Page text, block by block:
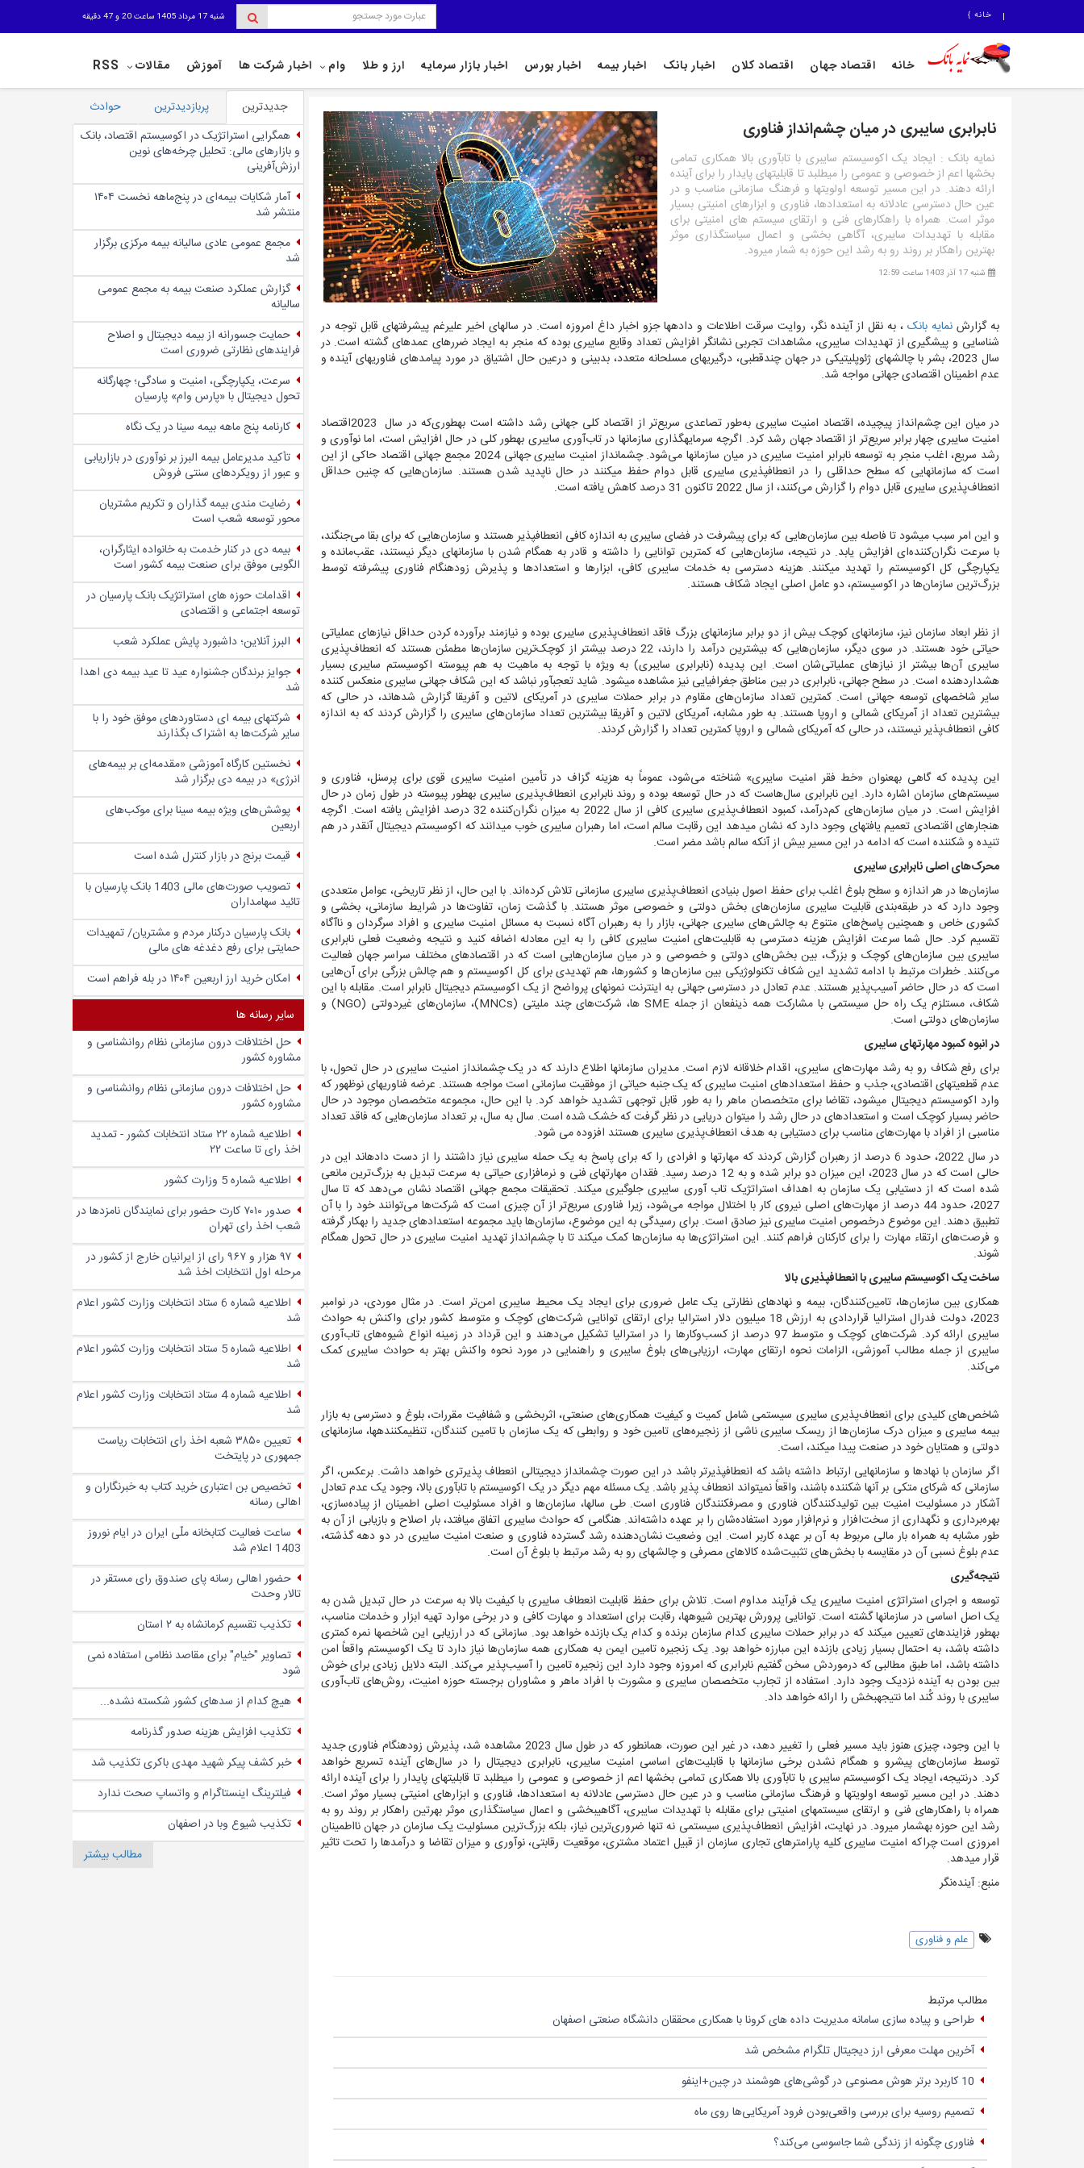
خانه } شنبه 17 مرداد 1405 ساعت 20 و 47 دقیقه
خانه اقتصاد جهان اقتصاد کلان اخبار بانک اخبار بیمه اخبار بورس اخبار بازار سرمایه ارز و طلا وام اخبار شرکت ها آموزش مقالات RSS
نابرابری سایبری در میان چشم‌انداز فناوری
نمایه بانک : ایجاد یک اکوسیستم سایبری با تاب‏آوری بالا همکاری تمامی
بخش‏ها اعم از خصوصی و عمومی را می‏طلبد تا قابلیت‏های پایدار را برای آینده
ارائه دهند. در این مسیر توسعه اولویت‏ها و فرهنگ سازمانی مناسب و در
عین حال دسترسی عادلانه به استعدادها، فناوری و ابزارهای امنیتی بسیار
موثر است. همراه با راهکارهای فنی و ارتقای سیستم ‏های امنیتی برای
مقابله با تهدیدات سایبری، آگاهی‏ بخشی و اعمال سیاست‏گذاری موثر
بهترین راهکار بر روند رو به رشد این حوزه به‏ شمار می‏رود.
شنبه 17 آذر 1403 ساعت 12:59
به گزارشنمایه بانک ، به نقل از آینده نگر، روایت سرقت اطلاعات و داده‏ها جزو اخبار داغ امروزه است. در سال‏های اخیر علی‏رغم پیشرفت‏های قابل توجه در
شناسایی و پیشگیری از تهدیدات سایبری، مشاهدات تجربی نشانگر افزایش تعداد وقایع سایبری بوده که منجر به ایجاد ضررهای عمده‏ای گشته است. در
سال 2023، بشر با چالش‏های ژئوپلیتیکی در جهان چندقطبی، درگیری‏های مسلحانه متعدد، بدبینی و درعین حال اشتیاق در مورد پیامدهای فناوری‏های آینده و
عدم اطمینان اقتصادی جهانی مواجه شد.
در میان این چشم‌انداز پیچیده، اقتصاد امنیت سایبری به‌طور تصاعدی سریع‌تر از اقتصاد کلی جهانی رشد داشته است به‏طوری‌که در سال 2023
اقتصاد
امنیت سایبری چهار برابر سریع‌تر از اقتصاد جهان رشد کرد. اگرچه سرمایه‏گذاری سازمان‏ها در تاب‌آوری سایبری به‏طور کلی در حال افزایش است، امانوآوری و
رشد سریع، اغلب منجر به توسعه نابرابر امنیت سایبری در میان سازمان‏ها می
شود. چشم‏انداز امنیت سایبری جهانی 2024 مجمع جهانی اقتصاد حاکی از این
است که سازمان‏هایی که سطح حداقلی را در انعطاف‏پذیری سایبری قابل دوام حفظ می‏کنند در حال ناپدید شدن هستند. سازمان‌هایی که چنین حداقل
انعطاف‌پذیری سایبری قابل دوام را گزارش می‌کنند، از سال 2022 تاکنون 31 درصد کاهش یافته است.
و این امر سبب می‏شود تا فاصله بین سازمان‌هایی که برای پیشرفت در فضای سایبری به اندازه کافی انعطاف‏پذیر هستند و سازمان‌هایی که برای بقا می‌جنگند،
با سرعت نگران‌کننده‌ای افزایش یابد. در نتیجه، سازمانهایی که کمترین توانایی را داشته و قادر به همگام شدن با سازمان‏های دیگر نیستند، عقب‌مانده و
یکپارچگی کل اکوسیستم را تهدید می‏کنند. هزینه دسترسی به خدمات سایبری کافی، ابزارها و استعدادها و پذیرش زودهنگام فناوری پیشرفته توسط
بزرگ‌ترین سازمان‌ها در اکوسیستم، دو عامل اصلی ایجاد شکاف هستند.
از نظر ابعاد سازمان نیز، سازمان‏های کوچک بیش از دو برابر سازمان‏های بزرگ فاقد انعطاف‌پذیری سایبری بوده و نیازمند برآورده کردن حداقل نیازهای عملیاتی
حیاتی خود هستند. در سوی دیگر، سازمان‌هایی که بیشترین درآمد را دارند، 22 درصد بیشتر از کوچک‌ترین سازمان‌ها مطمئن هستند که انعطاف‌پذیری
سایبری آن‌ها بیشتر از نیازهای عملیاتی‌شان است. این پدیده (نابرابری سایبری) به ویژه با توجه به ماهیت به هم پیوسته اکوسیستم سایبری بسیار
هشداردهنده است. در سطح جهانی، نابرابری در بین مناطق جغرافیایی نیز مشاهده می‏شود. شاید تعجب‏آور نباشد که این شکاف جهانی سایبری منعکس کننده
سایر شاخص‏های توسعه جهانی است. کمترین تعداد سازمان‌های مقاوم در برابر حملات سایبری در آمریکای لاتین و آفریقا گزارش شده‏اند، در حالی که
بیشترین تعداد از آمریکای شمالی و اروپا هستند. به طور مشابه، آمریکای لاتین و آفریقا بیشترین تعداد سازمان‌های سایبری را گزارش کردند که به اندازه
کافی انعطاف‌پذیر نیستند، در حالی که آمریکای شمالی و اروپا کمترین تعداد را گزارش کردند.
این پدیده که گاهی به‏عنوان «خط فقر امنیت سایبری» شناخته می‌شود، عموماً به هزینه گزاف در تأمین امنیت سایبری قوی برای پرسنل، فناوری و
سیستم‌های سازمان اشاره دارد. این نابرابری سال‌هاست که در حال توسعه بوده و روند نابرابری انعطاف‌پذیری سایبری به‏طور پیوسته در طول زمان در حال
افزایش است. در میان سازمان‌های کم‌درآمد، کمبود انعطاف‌پذیری سایبری کافی از سال 2022 به میزان نگران‌کننده 32 درصد افزایش یافته است.
اگرچه
هنجارهای اقتصادی تعمیم یافته‏ای وجود دارد که نشان می‏دهد این رقابت سالم است، اما رهبران سایبری خوب می‏دانند که اکوسیستم دیجیتال آنقدر در هم
تنیده و شکننده است که ادامه در این مسیر بیش از آنکه سالم باشد مضر است.
محرک‌های اصلی نابرابری سایبری
سازمان‌ها در هر اندازه و سطح بلوغ اغلب برای حفظ اصول بنیادی انعطاف‌پذیری سایبری سازمانی تلاش کرده‌اند. با این حال، از نظر تاریخی، عوامل متعددی
وجود دارد که در طبقه‌بندی قابلیت سایبری سازمان‌های بخش دولتی و خصوصی موثر هستند. با گذشت زمان، تفاوت‌ها در شرایط سازمانی، بخشی و
کشوری خاص و همچنین پاسخ‌های متنوع به چالش‌های سایبری جهانی، بازار را به رهبران آگاه نسبت به مسائل امنیت سایبری و افراد سرگردان و ناآگاه
تقسیم کرد. حال شما سرعت افزایش هزینه دسترسی به قابلیت‌های امنیت سایبری کافی را به این معادله اضافه کنید و نتیجه وضعیت فعلی نابرابری
سایبری بین سازمان‌های کوچک و بزرگ، بین بخش‌های دولتی و خصوصی و در میان سازمان‌هایی است که در اقتصادهای مختلف سراسر جهان فعالیت
می‌کنند. خطرات مرتبط با ادامه تشدید این شکاف تکنولوژیکی بین سازمان‌ها و کشورها، هم تهدیدی برای کل اکوسیستم و هم چالش بزرگی برای آن‌هایی
است که در حال حاضر آسیب‌پذیر هستند. عدم تعادل در دسترسی جهانی به اینترنت نمونه‏ای پرواضح از یک اکوسیستم دیجیتال نابرابر است. مقابله با این
شکاف، مستلزم یک راه حل سیستمی با مشارکت همه ذینفعان از جمله SME ها، شرکت‌های چند ملیتی (MNCs)، سازمان‌های غیردولتی (NGO) و
سازمان‌های دولتی است.
در انبوه کمبود مهارت‏های سایبری
برای رفع شکاف رو به رشد مهارت‌های سایبری، اقدام خلاقانه لازم است. مدیران سازمان‏ها اطلاع دارند که در یک چشم‏انداز امنیت سایبری در حال تحول، با
عدم قطعیت‏های اقتصادی، جذب و حفظ استعدادهای امنیت سایبری که یک جنبه حیاتی از موفقیت سازمانی است مواجه هستند. عرضه فناوری‏های نوظهور که
وارد اکوسیستم دیجیتال می‏شود، تقاضا برای متخصصان ماهر را به طور قابل توجهی تشدید خواهد کرد. با این حال، مجموعه متخصصان موجود در حال
حاضر بسیار کوچک است و استعدادهای در حال رشد را می‏توان دریایی در نظر گرفت که خشک شده است. سال به سال، بر تعداد سازمان‌هایی که فاقد تعداد
مناسبی از افراد با مهارت‌های مناسب برای دستیابی به هدف انعطاف‌پذیری سایبری هستند افزوده می‏ شود.
در سال 2022، حدود 6 درصد از رهبران گزارش کردند که مهارت‏ها و افرادی را که برای پاسخ به یک حمله سایبری نیاز داشتند را از دست داده‏اند این در
حالی است که در سال 2023، این میزان دو برابر شده و به 12 درصد رسید. فقدان مهارت‏های فنی و نرم‏افزاری حیاتی به سرعت تبدیل به بزرگ‌ترین مانعی
شده است که از دستیابی یک سازمان به اهداف استراتژیک تاب آوری سایبری جلوگیری می‏کند. تحقیقات مجمع جهانی اقتصاد نشان می‌دهد که تا سال
2027، حدود 44 درصد از مهارت‌های اصلی نیروی کار با اختلال مواجه می‌شود، زیرا فناوری سریع‌تر از آن چیزی است که شرکت‌ها می‌توانند خود را با آن
تطبیق دهند. این موضوع درخصوص امنیت سایبری نیز صادق است. برای رسیدگی به این موضوع، سازمان‌ها باید مجموعه استعدادهای جدید را به‏کار گرفته
و فرصت‌های ارتقاء مهارت را برای کارکنان فراهم کنند. این استراتژی‌ها به سازمان‌ها کمک می‏کند تا با چشم‌انداز تهدید امنیت سایبری در حال تحول همگام
شوند.
ساخت یک اکوسیستم سایبری با انعطاف‏پذیری بالا
همکاری بین سازمان‌ها، تامین‌کنندگان، بیمه و نهادهای نظارتی یک عامل ضروری برای ایجاد یک محیط سایبری امن‌تر است. در مثال موردی، در نوامبر
2023، دولت فدرال استرالیا قراردادی به ارزش 18 میلیون دلار استرالیا برای ارتقای توانایی شرکت‌های کوچک و متوسط کشور برای واکنش به حوادث
سایبری ارائه کرد. شرکت‌های کوچک و متوسط 97 درصد از کسب‌وکارها را در استرالیا تشکیل می‌دهند و این قرداد در زمینه انواع شیوه‌های تاب‌آوری
سایبری از جمله مطالب آموزشی، الزامات نحوه ارتقای مهارت، ارزیابی‌های بلوغ سایبری و راهنمایی در مورد نحوه واکنش بهتر به حوادث سایبری کمک
می‌کند.
شاخص‌های کلیدی برای انعطاف‌پذیری سایبری سیستمی شامل کمیت و کیفیت همکاری‌های صنعتی، اثربخشی و شفافیت مقررات، بلوغ و دسترسی به بازار
بیمه سایبری و میزان درک سازمان‌ها از ریسک سایبری ناشی از زنجیره‌های تامین خود و روابطی که یک سازمان با تامین کنندگان، تنظیم‏کننده‏ها، سازمان‏های
دولتی و همتایان خود در صنعت پیدا می‏کند، است.
اگر سازمان با نهادها و سازمان‏هایی ارتباط داشته باشد که انعطاف‏پذیرتر باشد در این صورت چشم‏انداز دیجیتالی انعطاف پذیرتری خواهد داشت. برعکس، اگر
سازمانی که شرکای متکی بر آن‏ها شکننده باشند، واقعاً نمی‏تواند انعطاف پذیر باشد. یک مسئله مهم دیگر در یک اکوسیستم با تاب‏آوری بالا، وجود یک عدم تعادل
آشکار در مسئولیت امنیت بین تولیدکنندگان فناوری و مصرف‏کنندگان فناوری است. طی سال‏ها، سازمان‌ها و افراد مسئولیت اصلی اطمینان از پیاده‌سازی،
بهره‌برداری و نگهداری از سخت‌افزار و نرم‌افزار مورد استفاده‌شان را بر عهده داشته‌اند. هنگامی که حوادث سایبری اتفاق می‏افتد، بار اصلاح و بازیابی از آن به
طور مشابه به همراه بار مالی مربوط به آن بر عهده کاربر است. این وضعیت نشان‌دهنده رشد گسترده فناوری و صنعت امنیت سایبری در دو دهه گذشته،
عدم بلوغ نسبی آن در مقایسه با بخش‌های تثبیت‌شده کالاهای مصرفی و چالش‏های رو به رشد مرتبط با بلوغ آن است.
نتیجه‌‏گیری
توسعه و اجرای استراتژی امنیت سایبری یک فرآیند مداوم است. تلاش برای حفظ قابلیت انعطاف سایبری با کیفیت بالا به سرعت در حال تبدیل شدن به
یک اصل اساسی در سازمان‏ها گشته است. توانایی پرورش بهترین شیوه‏ها، رقابت برای استعداد و مهارت کافی و در برخی موارد تهیه ابزار و خدمات مناسب،
به‏طور فزاینده‏ای تعیین می‏کند که در برابر حملات سایبری کدام سازمان برنده و کدام یک بازنده خواهد بود. سازمانی که در ارزیابی این شاخص‏ها نمره کمتری
داشته باشد، به احتمال بسیار زیادی بازنده این مبارزه خواهد بود. یک زنجیره تامین ایمن به همکاری همه سازمان‌ها نیاز دارد تا یک اکوسیستم واقعاً امن
داشته باشد، اما طبق مطالبی که درموردش سخن گفتیم نابرابری که امروزه وجود دارد این زنجیره تامین را آسیب‌پذیر می‌کند. البته دلایل زیادی برای خوش
بین بودن به آینده نزدیک وجود دارد. استفاده از تجارب متخصصان سایبری و مشورت با افراد ماهر و مشاوران برجسته حوزه امنیت، روش‌های تاب‌آوری
سایبری با روند کُند اما نتیجه‏بخش را ارائه خواهد داد.
با این وجود، چیزی هنوز باید مسیر فعلی را تغییر دهد، در غیر این صورت، همانطور که در طول سال 2023 مشاهده شد، پذیرش زودهنگام فناوری جدید
توسط سازمان‌های پیشرو و همگام نشدن برخی سازمان‏ها با قابلیت‌های اساسی امنیت سایبری، نابرابری دیجیتال را در سال‌های آینده تسریع خواهد
کرد. درنتیجه، ایجاد یک اکوسیستم سایبری با تاب‏آوری بالا همکاری تمامی بخش‏ها اعم از خصوصی و عمومی را می‏طلبد تا قابلیت‏های پایدار را برای آینده ارائه
دهند. در این مسیر توسعه اولویت‏ها و فرهنگ سازمانی مناسب و در عین حال دسترسی عادلانه به استعدادها، فناوری و ابزارهای امنیتی بسیار موثر است.
همراه با راهکارهای فنی و ارتقای سیستم‏های امنیتی برای مقابله با تهدیدات سایبری، آگاهی‏بخشی و اعمال سیاست‏گذاری موثر بهرتین راهکار بر روند رو به
رشد این حوزه به‏شمار می‏رود. در نهایت، افزایش انعطاف‌پذیری سیستمی نه تنها ضروری‌ترین نیاز، بلکه بزرگ‌ترین مسئولیت یک سازمان در جهان نااطمینان
امروزی است چراکه امنیت سایبری کلیه پارامترهای تجاری سازمان از قبیل اعتماد مشتری، موقعیت رقابتی، نوآوری و میزان تقاضا و درآمدها را تحت تاثیر
قرار می‏دهد.
منبع: آینده‌نگر
علم و فناوری
مطالب مرتبط
طراحی و پیاده سازی سامانه مدیریت داده های کرونا با همکاری محققان دانشگاه صنعتی اصفهان
آخرین مهلت معرفی ارز دیجیتال تلگرام مشخص شد
10 کاربرد برتر هوش مصنوعی در گوشی‌های هوشمند در چین+اینفو
تصمیم روسیه برای بررسی واقعی‌بودن فرود آمریکایی‌ها روی ماه
فناوری چگونه از زندگی شما جاسوسی می‌کند؟
جدیدترین پربازدیدترین
حوادث
همگرایی استراتژیک در اکوسیستم اقتصاد، بانک
و بازارهای مالی: تحلیل چرخه‌های نوین
ارزش‌آفرینی
آمار شکایات بیمه‌ای در پنج‌‌ماهه نخست ۱۴۰۴
منتشر شد
مجمع عمومی عادی سالیانه بیمه مرکزی برگزار
شد
گزارش عملکرد صنعت بیمه به مجمع عمومی
سالیانه
حمایت جسورانه از بیمه دیجیتال و اصلاح
فرایندهای نظارتی ضروری است
سرعت، یکپارچگی، امنیت و سادگی؛ چهار‌گانه
تحول دیجیتال با «پارس وام» پارسیان
کارنامه پنج ماهه بیمه سینا در یک نگاه
تأکید مدیرعامل بیمه البرز بر نوآوری در بازاریابی
و عبور از رویکردهای سنتی فروش
رضایت مندی بیمه گذاران و تکریم مشتریان
محور توسعه شعب است
بیمه دی در کنار خدمت به خانواده ایثارگران،
الگویی موفق برای صنعت بیمه کشور است
اقدامات حوزه های استراتژیک بانک پارسیان در
توسعه اجتماعی و اقتصادی
البرز آنلاین؛ داشبورد پایش عملکرد شعب
جوایز برندگان جشنواره عید تا عید بیمه دی اهدا
شد
شرکتهای بیمه ای دستاوردهای موفق خود را با
سایر شرکت‌ها به اشتراک بگذارند
نخستین کارگاه آموزشی «مقدمه‌ای بر بیمه‌های
انرژی» در بیمه دی برگزار شد
پوشش‌های ویژه بیمه سینا برای موکب‌های
اربعین
قیمت برنج در بازار کنترل شده است
تصویب صورت‌های مالی 1403 بانک پارسیان با
تائید سهامداران
بانک پارسیان درکنار مردم و مشتریان/ تمهیدات
حمایتی برای رفع دغدغه های مالی
امکان خرید ارز اربعین ۱۴۰۴ در بله فراهم است
سایر رسانه ها
حل اختلافات درون سازمانی نظام روانشناسی و
مشاوره کشور
حل اختلافات درون سازمانی نظام روانشناسی و
مشاوره کشور
اطلاعیه شماره ۲۲ ستاد انتخابات کشور - تمدید
اخذ رای تا ساعت ۲۲
اطلاعیه شماره 5 وزارت کشور
صدور ۷۰۱۰ کارت حضور برای نمایندگان نامزدها در
شعب اخذ رای تهران
۹۷ هزار و ۹۶۷ رای از ایرانیان خارج از کشور در
مرحله اول انتخابات اخذ شد
اطلاعیه شماره 6 ستاد انتخابات وزارت کشور اعلام
شد
اطلاعیه شماره 5 ستاد انتخابات وزارت کشور اعلام
شد
اطلاعیه شماره 4 ستاد انتخابات وزارت کشور اعلام
شد
تعیین ۳۸۵۰ شعبه اخذ رای انتخابات ریاست
جمهوری در پایتخت
تخصیص بن اعتباری خرید کتاب به خبرنگاران و
اهالی رسانه
ساعت فعالیت کتابخانه ملّی ایران در ایام نوروز
1403 اعلام شد
حضور اهالی رسانه پای صندوق‌ رای مستقر در
تالار وحدت
تکذیب تقسیم کرمانشاه به ۲ استان
تصاویر "خیام" برای مقاصد نظامی استفاده نمی
شود
هیچ کدام از سدهای کشور شکسته نشده...
تکذیب افزایش هزینه صدور گذرنامه
خبر کشف پیکر شهید مهدی باکری تکذیب شد
فیلترینگ اینستاگرام و واتساپ صحت ندارد
تکذیب شیوع وبا در اصفهان
مطالب بیشتر